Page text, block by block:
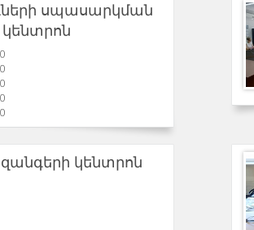
սպասարկման
կենտրոն